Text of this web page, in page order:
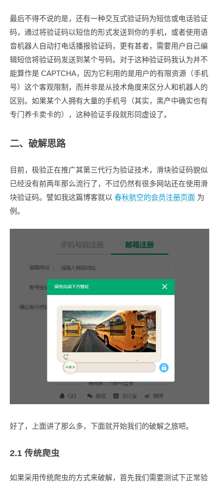
最后不得不说的是，还有一种交互式验证码为短信或电话验证
码，通过将验证码以短信的形式发送到你的手机，或者使用语
音机器人自动打电话播报验证码，更有甚者，需要用户自己编
辑短信将验证码发送到某个号码。对于这种验证码我认为并不
能算作是 CAPTCHA，因为它利用的是用户的有限资源（手机
号）这个客观限制，而并非是从技术角度来区分人和机器人的
区别。如果某个人拥有大量的手机号（其实，黑产中确实也有
专门养卡卖卡的），这种验证手段就形同虚设了。
二、破解思路
目前，极验正在推广其第三代行为验证技术，滑块验证码貌似
已经没有前两年那么流行了，不过仍然有很多网站还在使用滑
块验证码。譬如我这篇博客就以 春秋航空的会员注册页面 为
例。
好了，上面讲了那么多，下面就开始我们的破解之旅吧。
2.1 传统爬虫
如果采用传统爬虫的方式来破解，首先我们需要测试下正常验